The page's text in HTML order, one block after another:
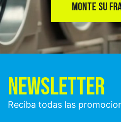
MONTE SU
NEWSLETTER
Reciba todas las